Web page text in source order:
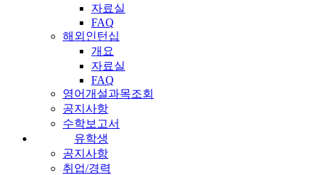
자료실
FAQ
해외인턴십
개요
자료실
FAQ
영어개설과목조회
공지사항
수학보고서
유학생
공지사항
취업/경력